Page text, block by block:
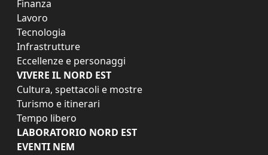
Finanza
Lavoro
Tecnologia
Infrastrutture
Eccellenze e personaggi
VIVERE IL NORD EST
Cultura, spettacoli e mostre
Turismo e itinerari
Tempo libero
LABORATORIO NORD EST
EVENTI NEM